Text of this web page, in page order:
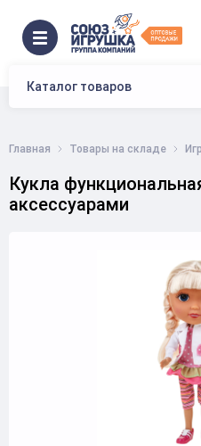
Каталог товаров
Главная Товары на складе
Кукла
аксессуарами